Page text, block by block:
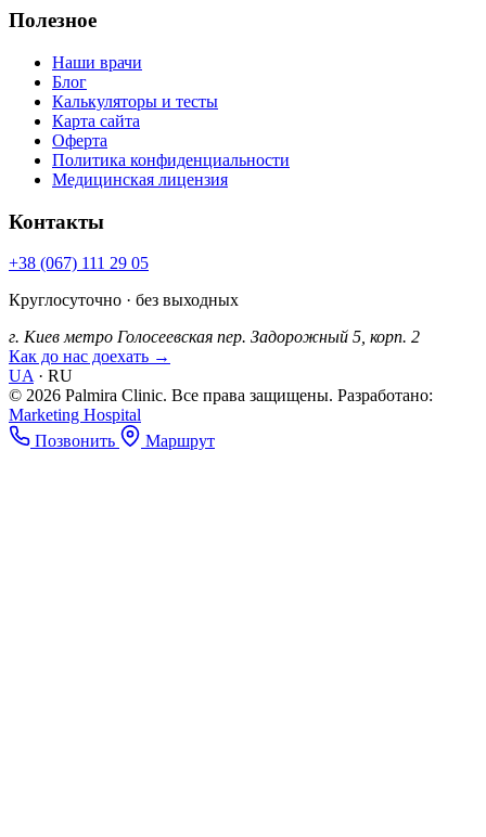
Полезное
Наши врачи
Блог
Калькуляторы и тесты
Карта сайта
Оферта
Политика конфиденциальности
Медицинская лицензия
Контакты
+38 (067) 111 29 05
Круглосуточно · без выходных
г. Киев метро Голосеевская пер. Задорожный 5, корп. 2
Как до нас доехать →
UA · RU
© 2026 Palmira Clinic. Все права защищены. Разработано:
Marketing Hospital
Позвонить
Маршрут